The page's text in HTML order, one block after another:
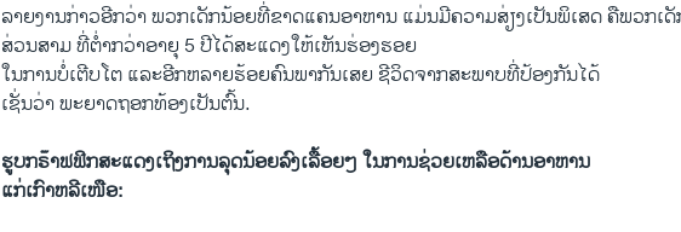
ລາຍງານ​ກ່າວອີກ​ວ່າ ພວກ​ເດັກນ້ອຍ​ທີ່​ຂາດແຄນອາຫານ ​ແມ່ນ​ມີ​ຄວາມ​ສ່ຽງ​ເປັນ​ພິ​ເສດ ​ຄືພວກເ
ສ່ວນສາມ ທີ່​ຕໍ່າ​ກວ່າ​ອາ​ຍຸ 5 ປີໄດ້​ສະ​ແດງ​ໃຫ້​ເຫັນ​ຮ່ອງ​ຮອຍ
ໃນ​ການບໍ່​ເຕີບ​ໂຕ ​ແລະ​ອີກ​ຫລາຍ​ຮ້ອຍ​ຄົນພາກັນ​ເສຍ ຊີວິດຈາກ​ສະພາບ​ທີ່​ປ້ອງ​ກັນ​ໄດ້​ ​
ເຊັ່ນວ່າ ພະ​ຍາດ​ຖອກທ້ອງ​ເປັນຕົ້ນ.
ຮູບກຣ໊າຟຟິກສະແດງເຖິງການລຸດນ້ອຍລົງເລື້ອຍໆ ໃນການຊ່ວຍເຫລືອດ້ານອາຫານ
ແກ່ເກົາຫລີເໜືອ: